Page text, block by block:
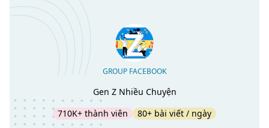
GROUP FACEBOOK
Gen Z Nhiều Chuyện
710K+ thành viên
80+ bài viết / ngày